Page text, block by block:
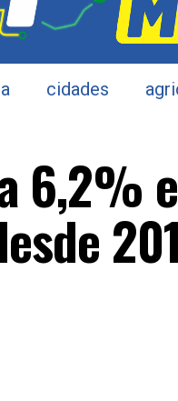
cidades
6,2%